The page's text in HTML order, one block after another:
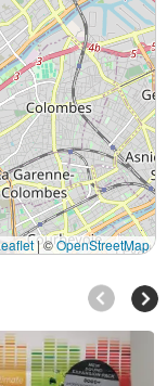
|©OpenStreetMap